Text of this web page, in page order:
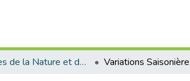
Sciences de la Nature et de la Vie - علوم الطبيعة و الحياة